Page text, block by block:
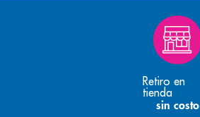
Retiro en
tienda
sin costo